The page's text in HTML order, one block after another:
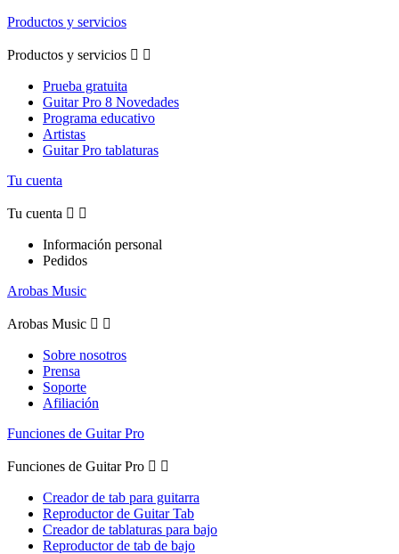
Productos y servicios
Productos y servicios  
Prueba gratuita
Guitar Pro 8 Novedades
Programa educativo
Artistas
Guitar Pro tablaturas
Tu cuenta
Tu cuenta  
Información personal
Pedidos
Arobas Music
Arobas Music  
Sobre nosotros
Prensa
Soporte
Afiliación
Funciones de Guitar Pro
Funciones de Guitar Pro  
Creador de tab para guitarra
Reproductor de Guitar Tab
Creador de tablaturas para bajo
Reproductor de tab de bajo